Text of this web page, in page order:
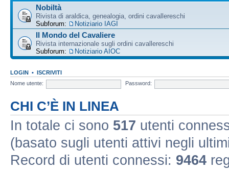
Nobiltà
Rivista di araldica, genealogia, ordini cavallereschi
Subforum:
Notiziario IAGI
Il Mondo del Cavaliere
Rivista internazionale sugli ordini cavallereschi
Subforum:
Notiziario AIOC
LOGIN • ISCRIVITI
Nome utente:
Password:
CHI C’È IN LINEA
In totale ci sono 517 utenti
(basato sugli utenti attivi negli
Record di utenti connessi: 9464